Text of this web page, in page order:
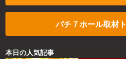
パチ７ホール取材
本日の人気記事